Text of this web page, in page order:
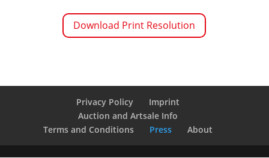
Download Print Resolution
Privacy Policy
Imprint
Auction and Artsale Info
Terms and Conditions
Press About